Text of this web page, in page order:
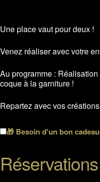
Une place vaut pour deux !
Venez réaliser avec votre
Au programme :
coque à la garniture !
Repartez avec vos
🎁 Besoin d'un bon
Réservations